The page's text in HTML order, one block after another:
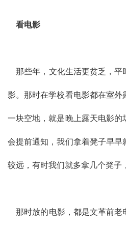
看电影
那些年，文化生活更贫乏，平
影。那时在学校看电影都在室
一块空地，就是晚上露天电影
会提前通知，我们拿着凳子早
较远，有时我们就多拿几个凳子
那时放的电影，都是文革前老